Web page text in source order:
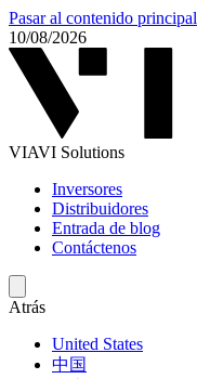
Pasar al contenido principal
10/08/2026
VIAVI Solutions
Inversores
Distribuidores
Entrada de blog
Contáctenos
Atrás
United States
中国